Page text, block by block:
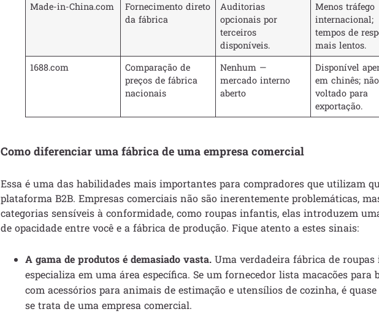
Made-in-China.com
Fornecimento direto
da fábrica
Auditorias
opcionais por
terceiros
disponíveis.
Menos tráfego
internacional;
tempos de
mais lentos.
1688.com
Comparação de
preços de fábrica
nacionais
Nenhum —
mercado interno
aberto
Disponível
em chinês; não
voltado para
exportação.
Como diferenciar uma fábrica de uma empresa comercial
Essa é uma das habilidades mais importantes para compradores que utilizam
plataforma B2B. Empresas comerciais não são inerentemente problemáticas,
categorias sensíveis à conformidade, como roupas infantis, elas introduzem
de opacidade entre você e a fábrica de produção. Fique atento a estes sinais:
A gama de produtos é demasiado vasta.Uma verdadeira fábrica de
especializa em uma área específica. Se um fornecedor lista macacões para
com acessórios para animais de estimação e utensílios de cozinha, é
se trata de uma empresa comercial.